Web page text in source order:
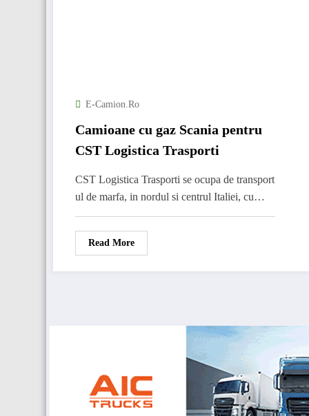
E-Camion.ro
Camioane cu gaz Scania pentru
CST Logistica Trasporti
CST Logistica Trasporti se ocupa de transport
ul de marfa, in nordul si centrul Italiei, cu…
Read More